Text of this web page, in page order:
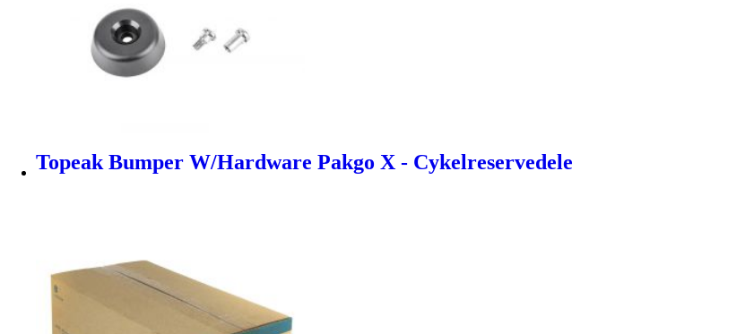
Topeak Bumper W/Hardware Pakgo X - Cykelreservedele